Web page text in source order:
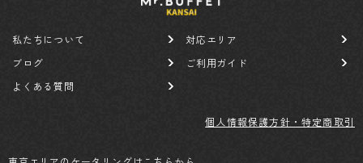
私たちについて
対応エリア
ブログ
ご利用ガイド
よくある質問
個人情報保護方針・特定商取引